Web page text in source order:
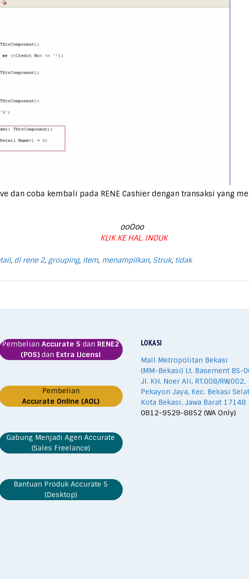
dan coba kembali pada RENE Cashier dengan transaksi yang
ooOoo
KLIK KE HAL. INDUK
, di rene 2, grouping, item, menampilkan, Struk, tidak
PembelianAccurate 5 dan RENE2
(POS) dan Extra Licensi
Pembelian
Accurate Online (AOL)
Gabung Menjadi Agen Accurate
(Sales Freelance)
Bantuan Produk Accurate 5
(Desktop)
LOKASI
Mall Metropolitan Bekasi
(MM-Bekasi) Lt. Basement BS-
Jl. KH. Noer Ali, RT.008/RW.002,
Pekayon Jaya, Kec. Bekasi
Kota Bekasi, Jawa Barat 17148
0812-9529-8852 (WA Only)